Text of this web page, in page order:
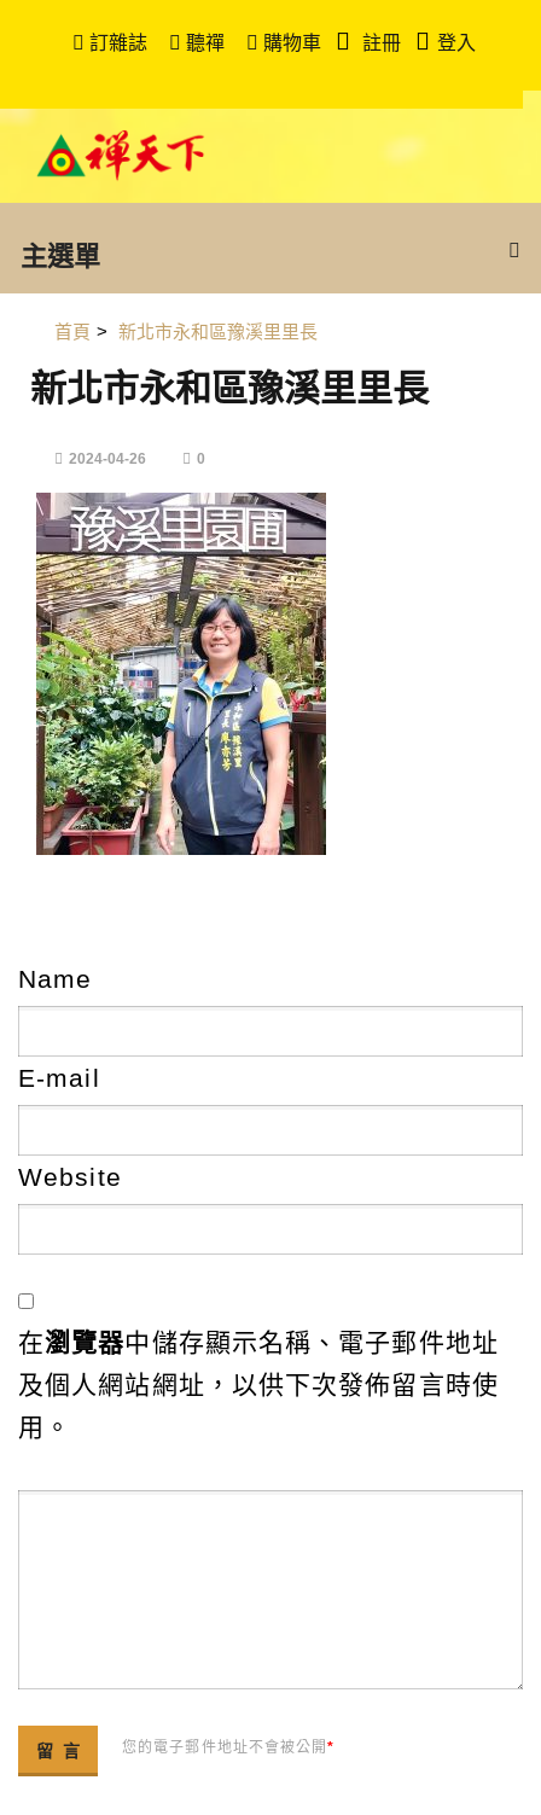
訂雜誌 聽禪 購物車 註冊 登入
主選單
首頁 > 新北市永和區豫溪里里長
新北市永和區豫溪里里長
2024-04-26 0
Name
E-mail
Website
在瀏覽器中儲存顯示名稱、電子郵件地址
及個人網站網址，以供下次發佈留言時使
用。
您的電子郵件地址不會被公開*